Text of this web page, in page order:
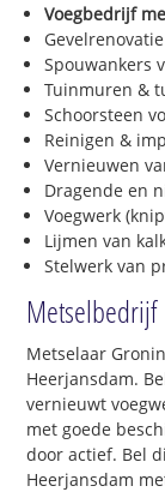
Voegbedrijf
Spouwankers
Tuinmuren &
Schoorsteen
Reinigen &
Vernieuwen
Dragende en
Voegwerk
Lijmen van
Stelwerk van
Metselaar
Heerjansdam.
vernieuwt
met goede
door actief. Bel
Heerjansdam